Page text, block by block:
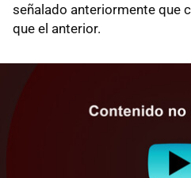
señalado anteriormente que
que el anterior.